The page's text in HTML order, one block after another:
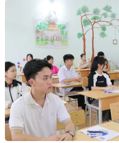
Vận hành cung cấp xăng dầu
Hùng/
Tuy nhiên, ông Nguyễn
đốc Sở Công Thương
cho biết tính đến ngày 6/
hàng xăng dầu trên địa